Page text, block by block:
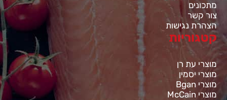
מתכונים
צור קשר
הצהרת נגישות
קטגוריות
מוצרי עת רן
מוצרי יסמין
מוצרי Bgan
מוצרי McCain